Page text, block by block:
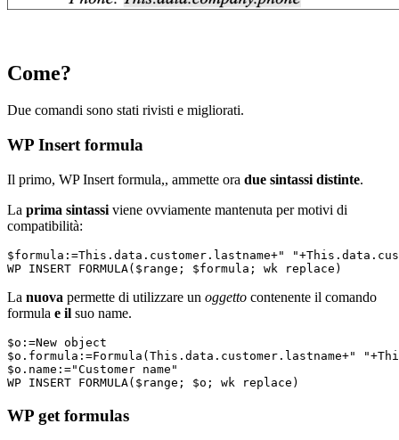
Come?
Due comandi sono stati rivisti e migliorati.
WP Insert formula
Il primo, WP Insert formula,, ammette ora due sintassi distinte.
La prima sintassi viene ovviamente mantenuta per motivi di
compatibilità:
$formula:=This.data.customer.lastname+"
WP INSERT FORMULA($range; $formula; wk replace)
La nuova permette di utilizzare un oggetto contenente il comando
formula e il suo name.
$o:=New object
$o.formula:=Formula(This.data.customer.lastname+"
$o.name:="Customer name"
WP INSERT FORMULA($range; $o; wk replace)
WP get formulas